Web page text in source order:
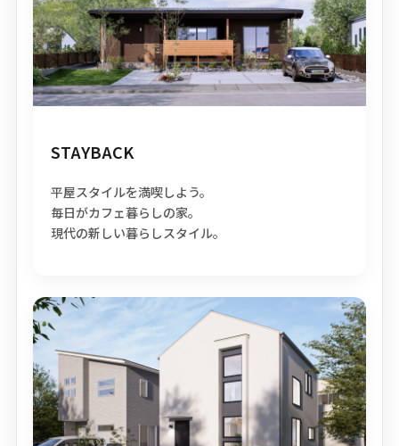
STAYBACK
平屋スタイルを満喫しよう。
毎日がカフェ暮らしの家。
現代の新しい暮らしスタイル。